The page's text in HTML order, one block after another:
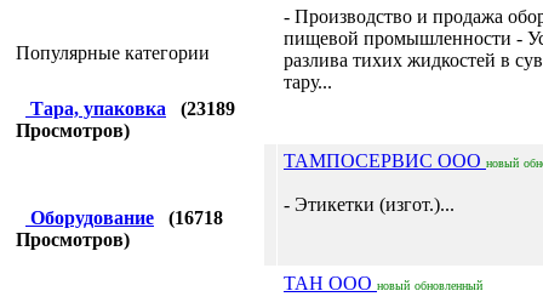
Популярные категории
Тара, упаковка (23189
Просмотров)
Оборудование (16718
Просмотров)
- Производство и продажа
пищевой промышленности -
разлива тихих жидкостей в
тару...
ТАМПОСЕРВИС ООО новый
- Этикетки (изгот.)...
ТАН ООО новый обновленный